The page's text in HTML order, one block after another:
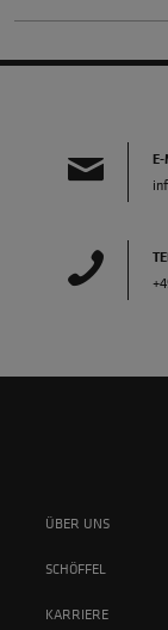
ÜBER UNS
SCHÖFFEL
KARRIERE